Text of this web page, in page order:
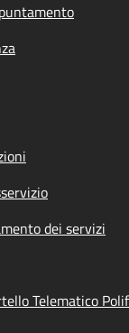
dei servizi
Telematico